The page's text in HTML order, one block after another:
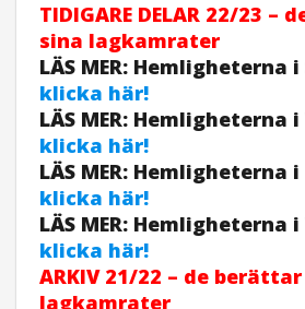
TIDIGARE DELAR 22/23 –
sina lagkamrater
LÄS MER: Hemligheterna i
klicka här!
LÄS MER: Hemligheterna i
klicka här!
LÄS MER: Hemligheterna
klicka här!
LÄS MER: Hemligheterna
klicka här!
ARKIV 21/22 – de
lagkamrater